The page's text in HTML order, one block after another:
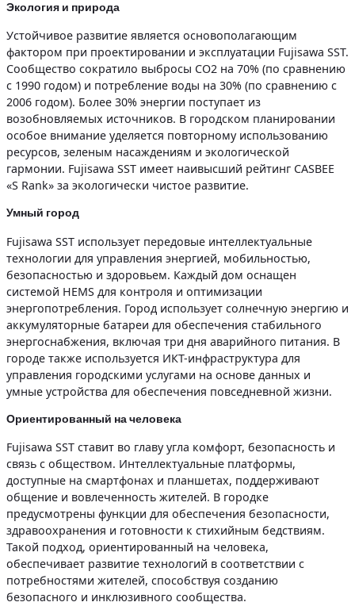
Экология и природа
Устойчивое развитие является основополагающим
фактором при проектировании и эксплуатации Fujisawa SST.
Сообщество сократило выбросы CO2 на 70% (по сравнению
с 1990 годом) и потребление воды на 30% (по сравнению с
2006 годом). Более 30% энергии поступает из
возобновляемых источников. В городском планировании
особое внимание уделяется повторному использованию
ресурсов, зеленым насаждениям и экологической
гармонии. Fujisawa SST имеет наивысший рейтинг CASBEE
«S Rank» за экологически чистое развитие.
Умный город
Fujisawa SST использует передовые интеллектуальные
технологии для управления энергией, мобильностью,
безопасностью и здоровьем. Каждый дом оснащен
системой HEMS для контроля и оптимизации
энергопотребления. Город использует солнечную энергию и
аккумуляторные батареи для обеспечения стабильного
энергоснабжения, включая три дня аварийного питания. В
городе также используется ИКТ-инфраструктура для
управления городскими услугами на основе данных и
умные устройства для обеспечения повседневной жизни.
Ориентированный на человека
Fujisawa SST ставит во главу угла комфорт, безопасность и
связь с обществом. Интеллектуальные платформы,
доступные на смартфонах и планшетах, поддерживают
общение и вовлеченность жителей. В городке
предусмотрены функции для обеспечения безопасности,
здравоохранения и готовности к стихийным бедствиям.
Такой подход, ориентированный на человека,
обеспечивает развитие технологий в соответствии с
потребностями жителей, способствуя созданию
безопасного и инклюзивного сообщества.